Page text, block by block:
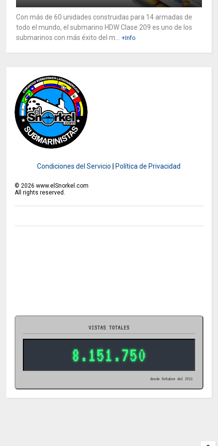
Con más de 60 unidades construidas para 14 armadas de
todo el mundo, el submarino HDW Clase 209 es uno de los
submarinos con más éxito del m...
+Info
Condiciones del Servicio Política de Privacidad
© 2026 www.elSnorkel.com
All rights reserved.
VISTAS TOTALES
8.151.750
desde Octubre del 2011